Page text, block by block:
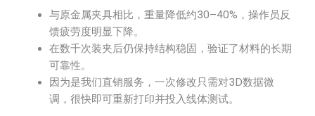
与原金属夹具相比，重量降低约30–40%，操作员反
馈疲劳度明显下降。
在数千次装夹后仍保持结构稳固，验证了材料的长期
可靠性。
因为是我们直销服务，一次修改只需对3D数据微
调，很快即可重新打印并投入线体测试。